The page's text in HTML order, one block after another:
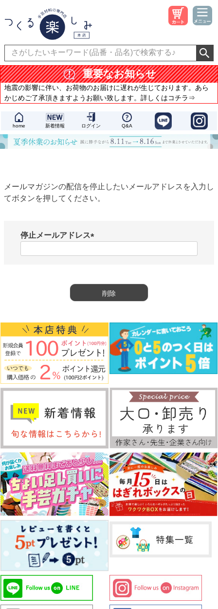
重要なお知らせ
地震の影響に伴い、お荷物のお届けに遅れが生じております。あら
かじめご了承頂きますようお願い致します。詳しくはコチラ⇒
home 新着情報 ログイン Q&A
メールマガジンの配信を停止したいメールアドレスを入力し
てボタンを押してください。
停止メールアドレス
)
削除